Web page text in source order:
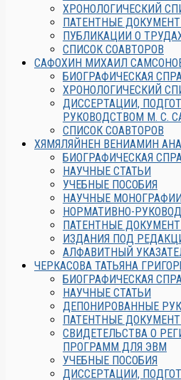
ХРОНОЛОГИЧЕСКИЙ
ПАТЕНТНЫЕ
ПУБЛИКАЦИИ О
СПИСОК СОАВТОРОВ
САФОХИН МИХАИЛ
БИОГРАФИЧЕСКАЯ
ХРОНОЛОГИЧЕСКИЙ
ДИССЕРТАЦИИ,
РУКОВОДСТВОМ М. С.
СПИСОК СОАВТОРОВ
ХЯМЯЛЯЙНЕН ВЕНИАМИН
БИОГРАФИЧЕСКАЯ
НАУЧНЫЕ СТАТЬИ
УЧЕБНЫЕ ПОСОБИЯ
НАУЧНЫЕ МОНОГРАФИИ
НОРМАТИВНО-
ПАТЕНТНЫЕ
ИЗДАНИЯ ПОД
АЛФАВИТНЫЙ
ЧЕРКАСОВА ТАТЬЯНА
БИОГРАФИЧЕСКАЯ
НАУЧНЫЕ СТАТЬИ
ДЕПОНИРОВАННЫЕ
ПАТЕНТНЫЕ
СВИДЕТЕЛЬСТВА О
ПРОГРАММ ДЛЯ ЭВМ
УЧЕБНЫЕ ПОСОБИЯ
ДИССЕРТАЦИИ,